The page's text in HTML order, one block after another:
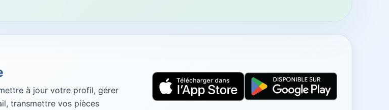
à jour votre profil, gérer
transmettre vos pièces